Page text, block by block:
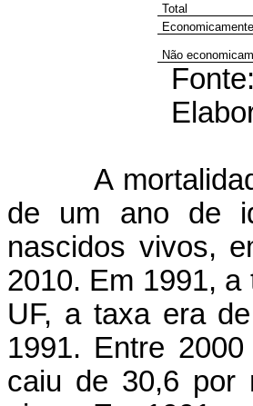
Total
Não
A
de um ano de
nascidos vivos,
2010. Em 1991,
UF, a taxa era
1991. Entre
caiu de 30,6 por